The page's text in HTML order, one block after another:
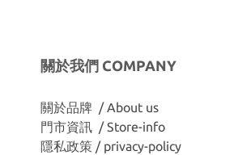
關於我們 COMPANY
關於品牌 / About us
門市資訊 / Store-info
隱私政策 / privacy-policy